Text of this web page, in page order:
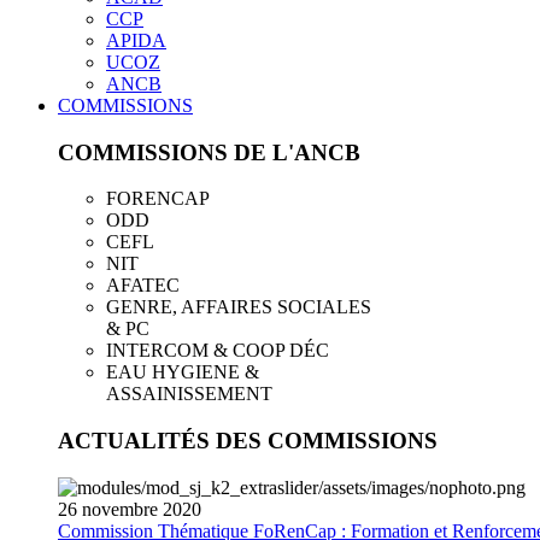
CCP
APIDA
UCOZ
ANCB
COMMISSIONS
COMMISSIONS DE L'ANCB
FORENCAP
ODD
CEFL
NIT
AFATEC
GENRE, AFFAIRES SOCIALES
& PC
INTERCOM & COOP DÉC
EAU HYGIENE &
ASSAINISSEMENT
ACTUALITÉS DES COMMISSIONS
26 novembre 2020
Commission Thématique FoRenCap : Formation et